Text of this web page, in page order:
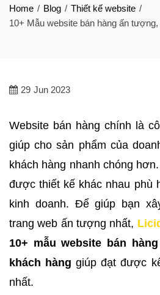
Home Blog
Thiết kế website
10+ Mẫu website bán hàng ấn
29 Jun 2023
Website bán hàng chính là
giúp cho sản phẩm của
khách hàng nhanh chóng
được thiết kế khác nhau phù
kinh doanh. Để giúp bạn
trang web ấn tượng nhất,
10+ mẫu website bán
khách hàng giúp đạt được
nhất.